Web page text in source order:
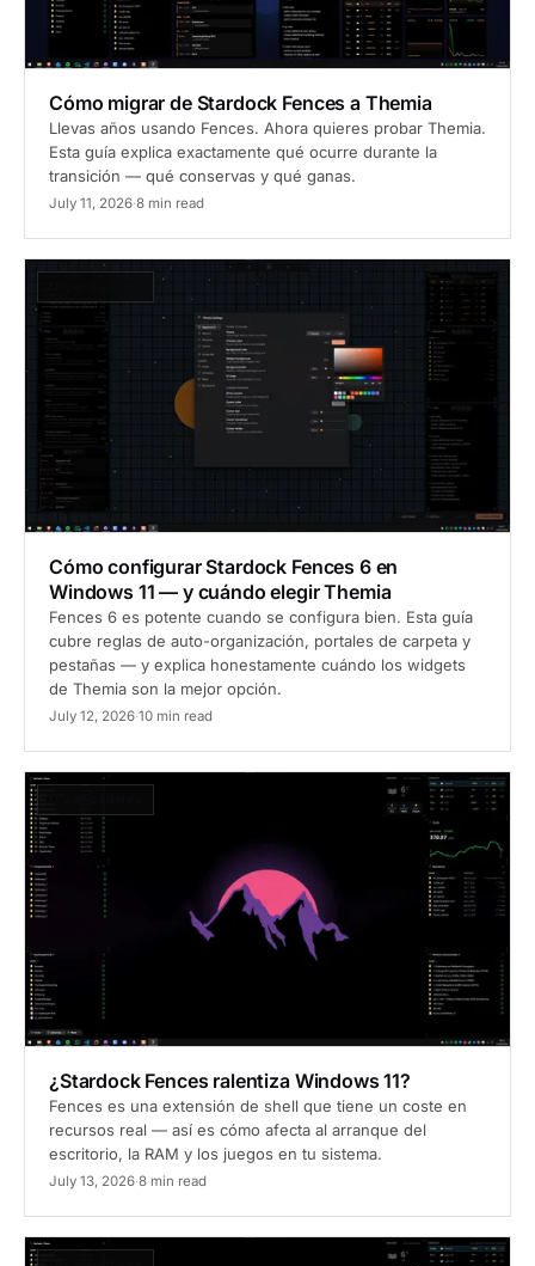
Cómo migrar de Stardock Fences a Themia
Llevas años usando Fences. Ahora quieres probar Themia.
Esta guía explica exactamente qué ocurre durante la
transición — qué conservas y qué ganas.
July 11, 2026·8 min read
Cómo configurar Stardock Fences 6 en
Windows 11 — y cuándo elegir Themia
Fences 6 es potente cuando se configura bien. Esta guía
cubre reglas de auto-organización, portales de carpeta y
pestañas — y explica honestamente cuándo los widgets
de Themia son la mejor opción.
July 12, 2026·10 min read
¿Stardock Fences ralentiza Windows 11?
Fences es una extensión de shell que tiene un coste en
recursos real — así es cómo afecta al arranque del
escritorio, la RAM y los juegos en tu sistema.
July 13, 2026·8 min read